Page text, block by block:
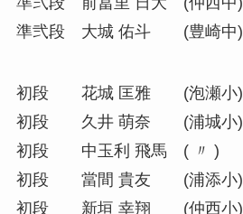
準弐段 大城 佑斗 (豊崎中)
初段 花城 匡雅 (泡瀬小)
初段 久井 萌奈 (浦城小)
初段 中玉利 飛馬 ( 〃 )
初段 當間 貴友 (浦添小)
初段 新垣 幸翔 (仲西小)